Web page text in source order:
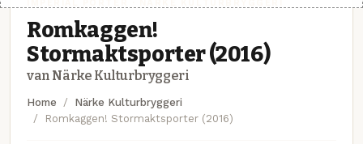
Romkaggen!
Stormaktsporter (2016)
van Närke Kulturbryggeri
Home
Närke Kulturbryggeri
Romkaggen! Stormaktsporter (2016)